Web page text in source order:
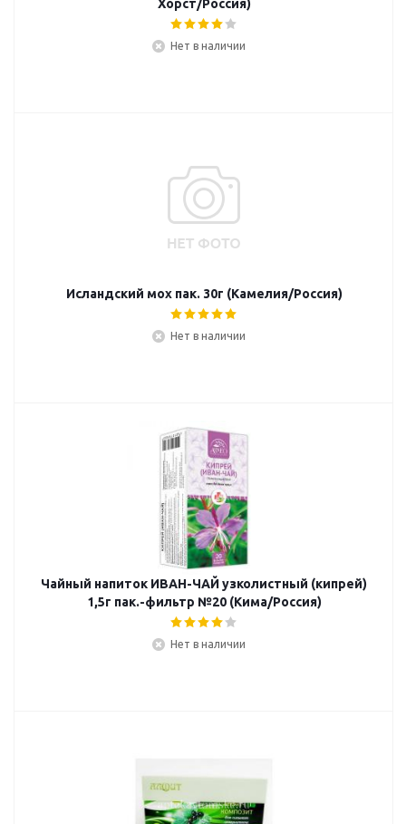
Хорст/Россия)
Нет в наличии
Исландский мох пак. 30г (Камелия/Россия)
Нет в наличии
Чайный напиток ИВАН-ЧАЙ узколистный (кипрей)
1,5г пак.-фильтр №20 (Кима/Россия)
Нет в наличии